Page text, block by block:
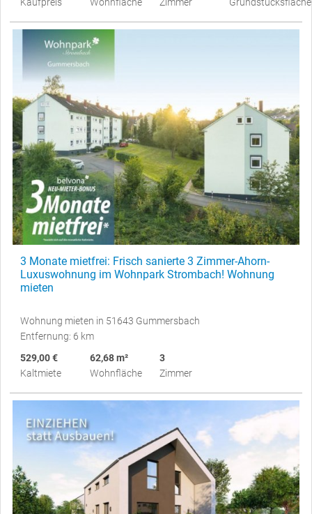
3 Monate mietfrei: Frisch sanierte 3 Zimmer-Ahorn-
Luxuswohnung im Wohnpark Strombach! Wohnung
mieten
Wohnung mieten in 51643 Gummersbach
Entfernung: 6 km
529,00 €
Kaltmiete
62,68 m²
Wohnfläche
3
Zimmer